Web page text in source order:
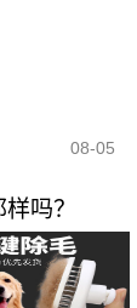
08-05
吗？